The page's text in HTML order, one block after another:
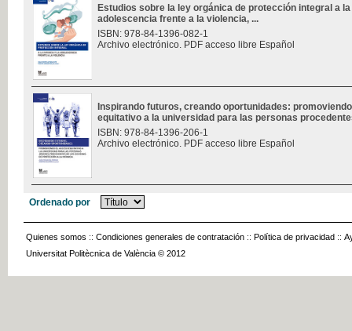
Estudios sobre la ley orgánica de protección integral a
adolescencia frente a la violencia, ...
ISBN: 978-84-1396-082-1
Archivo electrónico. PDF acceso libre Español
Inspirando futuros, creando oportunidades:
equitativo a la universidad para las personas
ISBN: 978-84-1396-206-1
Archivo electrónico. PDF acceso libre Español
Ordenado por
Quienes somos :: Condiciones generales de contratación :: Política de privacidad ::
Universitat Politècnica de València © 2012